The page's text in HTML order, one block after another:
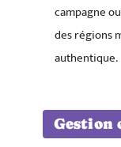
campagne
des régions
authentique.
Gestion